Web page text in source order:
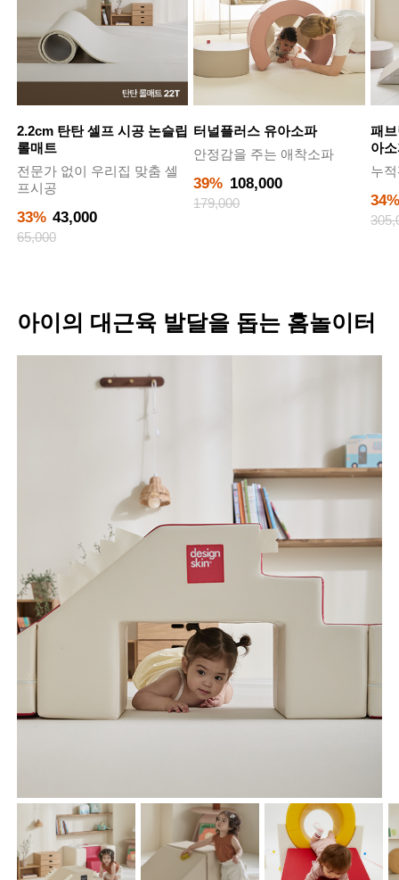
2.2cm 탄탄 셀프 시공 논슬립
롤매트
전문가 없이 우리집 맞춤 셀
프시공
33% 43,000
65,000
터널플러스 유아소파
안정감을 주는 애착소파
39% 108,000
179,000
패
아
누
34%
아이의 대근육 발달을 돕는 홈놀이터